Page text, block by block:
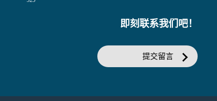
即刻联系我们吧！
提交留言